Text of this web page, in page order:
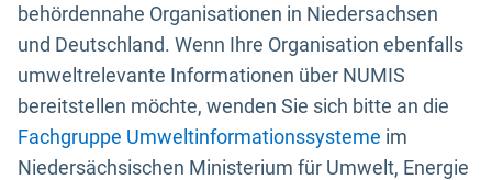
behördennahe Organisationen in Niedersachsen
und Deutschland. Wenn Ihre Organisation ebenfalls
umweltrelevante Informationen über NUMIS
bereitstellen möchte, wenden Sie sich bitte an die
Fachgruppe Umweltinformationssysteme im
Niedersächsischen Ministerium für Umwelt, Energie